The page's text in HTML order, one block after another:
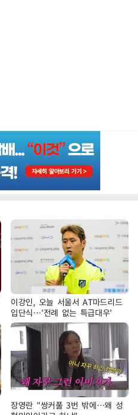
이강인, 오늘 서울서 AT마드리드
입단식…'전례 없는 특급대우'
장영란 "쌍커풀 3번 밖에…왜 성